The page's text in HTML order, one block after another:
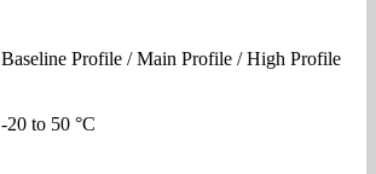
Baseline Profile / Main Profile / High Profile
-20 to 50 °C